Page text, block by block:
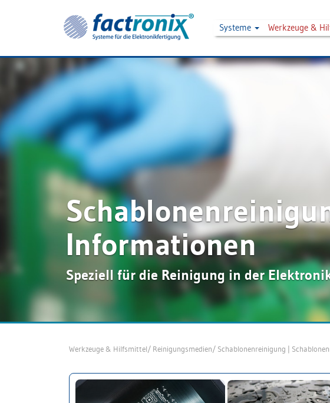
Systeme Werkzeuge &
Informationen
Speziell für die Reinigung in der
Werkzeuge & Hilfsmittel/ Reinigungsmedien/ Schablonenreinigung |